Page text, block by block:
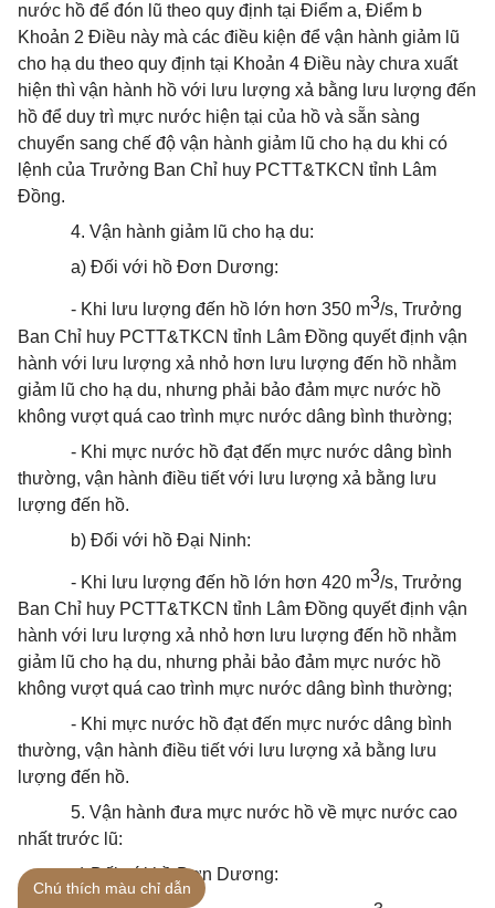
nước hồ để đón lũ theo quy định tại Điểm a, Điểm b
Khoản 2 Điều này mà các điều kiện để vận hành giảm lũ
cho hạ du theo quy định tại Khoản 4 Điều này chưa xuất
hiện thì vận hành hồ với lưu lượng xả bằng lưu lượng đến
hồ để duy trì mực nước hiện tại của hồ và sẵn sàng
chuyển sang chế độ vận hành giảm lũ cho hạ du khi có
lệnh của Trưởng Ban Chỉ huy PCTT&TKCN tỉnh Lâm
Đồng.
4. Vận hành giảm lũ cho hạ du:
a) Đối với hồ Đơn Dương:
- Khi lưu lượng đến hồ lớn hơn 350 m3/s, Trưởng
Ban Chỉ huy PCTT&TKCN tỉnh Lâm Đồng quyết định vận
hành với lưu lượng xả nhỏ hơn lưu lượng đến hồ nhằm
giảm lũ cho hạ du, nhưng phải bảo đảm mực nước hồ
không vượt quá cao trình mực nước dâng bình thường;
- Khi mực nước hồ đạt đến mực nước dâng bình
thường, vận hành điều tiết với lưu lượng xả bằng lưu
lượng đến hồ.
b) Đối với hồ Đại Ninh:
- Khi lưu lượng đến hồ lớn hơn 420 m3/s, Trưởng
Ban Chỉ huy PCTT&TKCN tỉnh Lâm Đồng quyết định vận
hành với lưu lượng xả nhỏ hơn lưu lượng đến hồ nhằm
giảm lũ cho hạ du, nhưng phải bảo đảm mực nước hồ
không vượt quá cao trình mực nước dâng bình thường;
- Khi mực nước hồ đạt đến mực nước dâng bình
thường, vận hành điều tiết với lưu lượng xả bằng lưu
lượng đến hồ.
5. Vận hành đưa mực nước hồ về mực nước cao
nhất trước lũ:
a) Đối với hồ Đơn Dương:
Chú thích màu chỉ dẫn